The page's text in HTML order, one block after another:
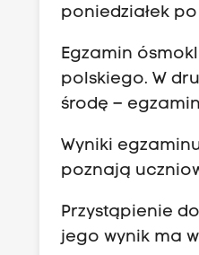
poniedziałek
Egzamin
polskiego. W
środę –
Wyniki
poznają
Przystąpienie
jego wynik ma